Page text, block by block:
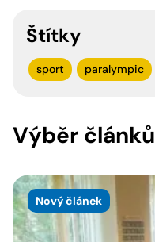
Štítky
sport paralympic
Výběr článků
Nový článek